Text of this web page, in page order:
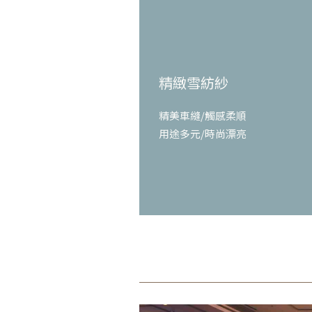
精緻雪紡紗
精美車縫/觸感柔順
用途多元/時尚漂亮